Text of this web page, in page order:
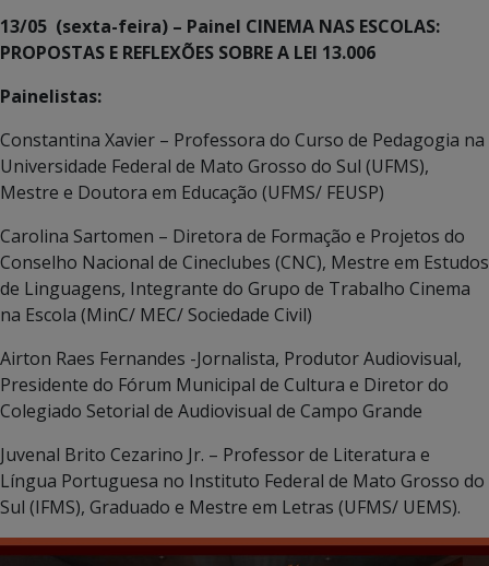
13/05 (sexta-feira) – Painel CINEMA NAS ESCOLAS:
PROPOSTAS E REFLEXÕES SOBRE A LEI 13.006
Painelistas:
Constantina Xavier – Professora do Curso de Pedagogia na
Universidade Federal de Mato Grosso do Sul (UFMS),
Mestre e Doutora em Educação (UFMS/ FEUSP)
Carolina Sartomen – Diretora de Formação e Projetos do
Conselho Nacional de Cineclubes (CNC), Mestre em Estudos
de Linguagens, Integrante do Grupo de Trabalho Cinema
na Escola (MinC/ MEC/ Sociedade Civil)
Airton Raes Fernandes -Jornalista, Produtor Audiovisual,
Presidente do Fórum Municipal de Cultura e Diretor do
Colegiado Setorial de Audiovisual de Campo Grande
Juvenal Brito Cezarino Jr. – Professor de Literatura e
Língua Portuguesa no Instituto Federal de Mato Grosso do
Sul (IFMS), Graduado e Mestre em Letras (UFMS/ UEMS).